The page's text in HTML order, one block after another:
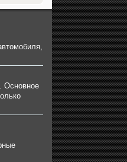
Основное